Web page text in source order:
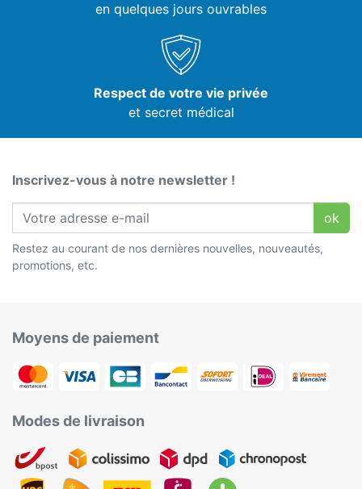
en quelques jours ouvrables
Respect de votre vie privée
et secret médical
Inscrivez-vous à notre newsletter !
ok
Restez au courant de nos dernières nouvelles, nouveautés,
promotions, etc.
Moyens de paiement
Modes de livraison